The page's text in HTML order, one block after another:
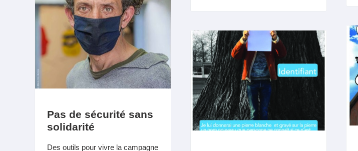
Pas de sécurité sans
solidarité
Des outils pour vivre la campagne